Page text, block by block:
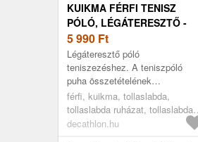
KUIKMA FÉRFI TENISZ
PÓLÓ, LÉGÁTERESZTŐ -
TTS SOFT
5 990 Ft
Légáteresztő póló
teniszezéshez. A teniszpóló
puha összetételének
köszönhetően kényelmes viselet.
Testhezálló szabása és rendkívül
rugalmas anyaga ...
férfi, kuikma, tollaslabda,
tollaslabda ruházat, tollaslabda
póló, brown, 2xl
decathlon.hu